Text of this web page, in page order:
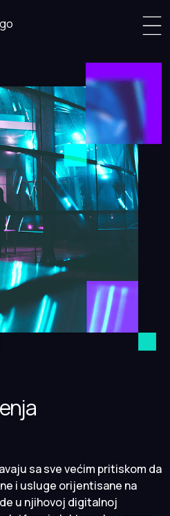
sa sve većim pritiskom da
i usluge orijentisane na
u njihovoj digitalnoj